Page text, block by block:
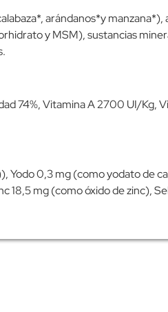
arándanos*y manzana*),
y MSM), sustancias
74%, Vitamina A 2700 UI/
0,3 mg (como yodato de
18,5 mg (como óxido de zinc),